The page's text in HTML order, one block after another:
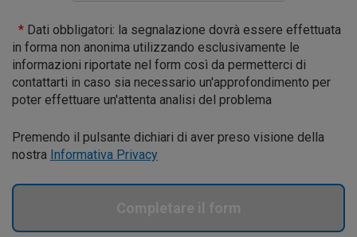
* Dati obbligatori: la segnalazione dovrà essere effettuata
in forma non anonima utilizzando esclusivamente le
informazioni riportate nel form così da permetterci di
contattarti in caso sia necessario un'approfondimento per
poter effettuare un'attenta analisi del problema
Premendo il pulsante dichiari di aver preso visione della
nostra Informativa Privacy